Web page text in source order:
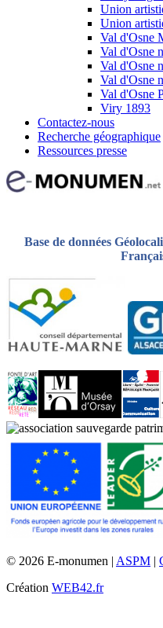
Union
Union
Val d'Osne
Val d'Osne
Val d'Osne
Val d'Osne
Val d'Osne
Viry 1893
Contactez-nous
Recherche géographique
Ressources presse
Base de données
© 2026 E-monumen | ASPM |
Création WEB42.fr